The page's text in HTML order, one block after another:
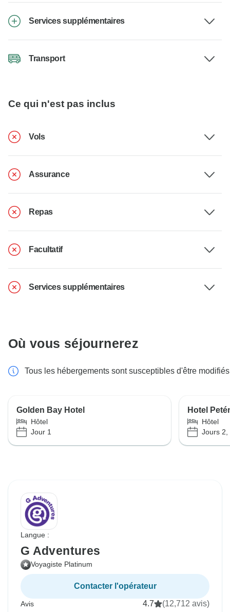
Services supplémentaires
Transport
Ce qui n'est pas inclus
Vols
Assurance
Repas
Facultatif
Services supplémentaires
Où vous séjournerez
Tous les hébergements sont susceptibles d'être modifiés
Golden Bay Hotel
Hôtel
Jour 1
Hotel
Hôtel
Jours 2,
Langue :
G Adventures
Voyagiste Platinum
Contacter l'opérateur
Avis 4.7 (12,712 avis)